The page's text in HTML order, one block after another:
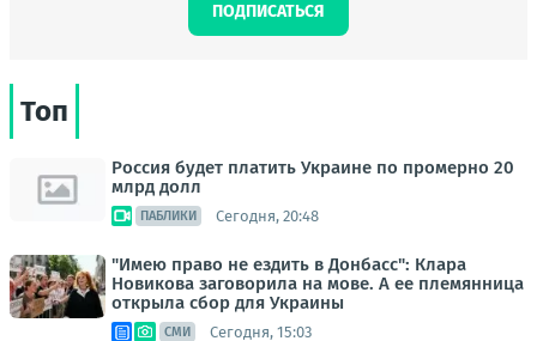
ПОДПИСАТЬСЯ
Топ
Россия будет платить Украине по промерно 20
млрд долл
ПАБЛИКИ Сегодня, 20:48
"Имею право не ездить в Донбасс": Клара
Новикова заговорила на мове. А ее племянница
открыла сбор для Украины
СМИ Сегодня, 15:03